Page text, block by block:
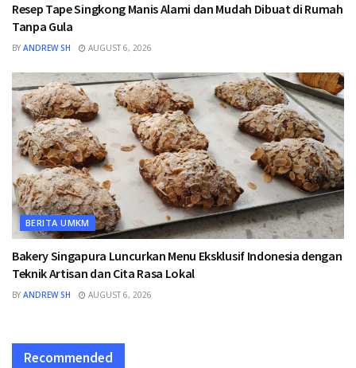
Resep Tape Singkong Manis Alami dan Mudah Dibuat di Rumah
Tanpa Gula
BY ANDREW SH AUGUST 6, 2026
BERITA UMKM
Bakery Singapura Luncurkan Menu Eksklusif Indonesia dengan
Teknik Artisan dan Cita Rasa Lokal
BY ANDREW SH AUGUST 6, 2026
Recommended